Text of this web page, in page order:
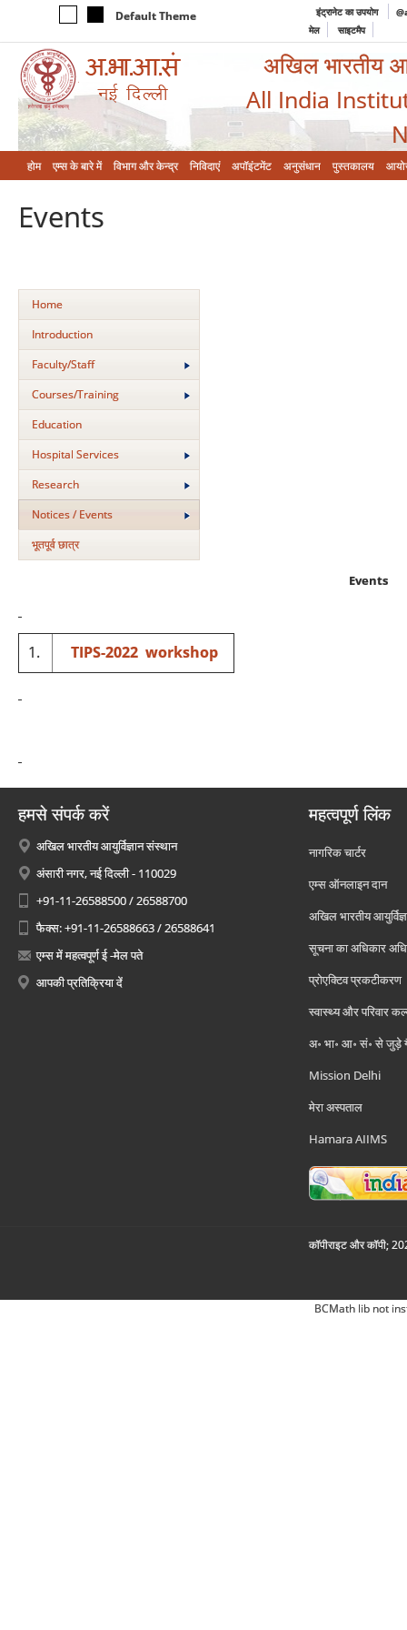
Default Theme इंट्रानेट का उपयोग
मेल
साइटमैप
अखिल भारतीय
All India
होम एम्‍स के बारे में विभाग और केन्‍द्र निविदाएं अपॉइंटमेंट अनुसंधान पुस्तकालय
Events
Home
Introduction
Faculty/Staff
Courses/Training
Education
Hospital Services
Research
Notices / Events
भूतपूर्व छात्र
Events
1. TIPS-2022 workshop
हमसे संपर्क करें
अखिल भारतीय आयुर्विज्ञान संस्थान
अंसारी नगर, नई दिल्ली - 110029
+91-11-26588500 / 26588700
फैक्स: +91-11-26588663 / 26588641
एम्स में महत्वपूर्ण ई -मेल पते
आपकी प्रतिक्रिया दें
महत्वपूर्ण लिंक
नागरिक चार्टर
एम्स ऑनलाइन दान
अखिल भारतीय
सूचना का अधिकार
प्रोएक्टिव प्रकटीकरण
स्वास्थ्य और परिवार
अ॰ भा॰ आ॰ सं॰ से जुड़े
Mission Delhi
मेरा अस्पताल
Hamara AIIMS
कॉपीराइट और कॉपी;
BCMath lib not